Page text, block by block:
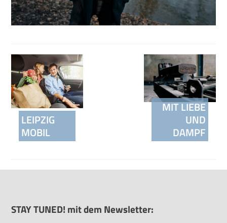
Beitragsnavigation
LEIPZIG
MOBIL
MIT LIEBE
UND
DAMPF
STAY TUNED! mit dem Newsletter: